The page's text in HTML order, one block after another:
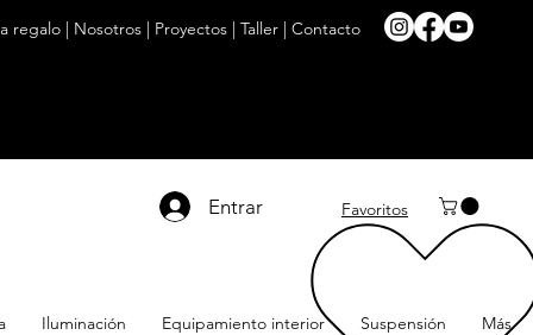
regalo | Nosotros | Proyectos | Taller | Contacto
Entrar Favoritos
Iluminación Equipamiento interior Suspensión Más